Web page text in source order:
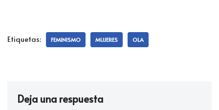
Etiquetas: FEMINISMO MUJERES OLA
Deja una respuesta